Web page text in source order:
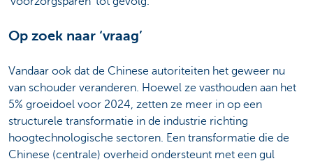
Op zoek naar ‘vraag’
Vandaar ook dat de Chinese autoriteiten het geweer nu
van schouder veranderen. Hoewel ze vasthouden aan het
5% groeidoel voor 2024, zetten ze meer in op een
structurele transformatie in de industrie richting
hoogtechnologische sectoren. Een transformatie die de
Chinese (centrale) overheid ondersteunt met een gul